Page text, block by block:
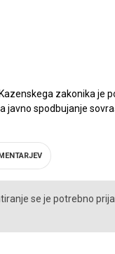
zakonika je
javno spodbujanje